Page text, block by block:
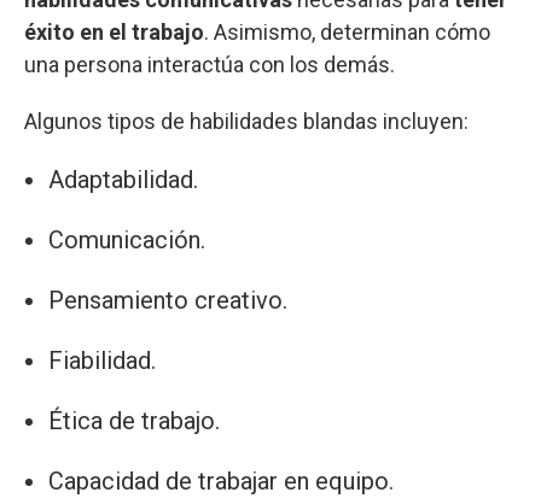
éxito en el trabajo. Asimismo, determinan cómo
una persona interactúa con los demás.
Algunos tipos de habilidades blandas incluyen:
Adaptabilidad.
Comunicación.
Pensamiento creativo.
Fiabilidad.
Ética de trabajo.
Capacidad de trabajar en equipo.